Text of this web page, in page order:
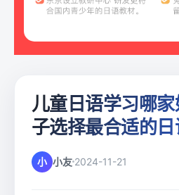
儿童日语学习哪
子选择最合适的
小 小友 2024-11-21